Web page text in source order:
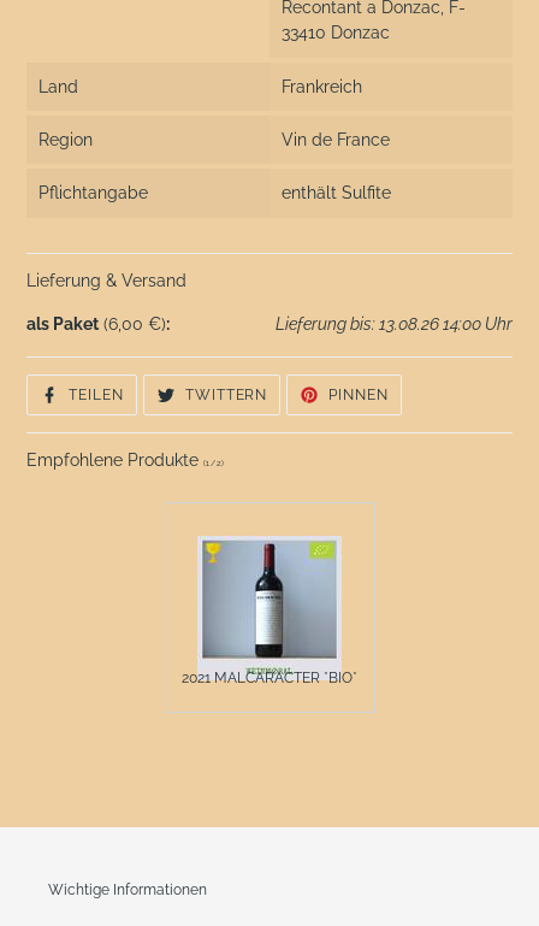
Recontant a Donzac, F-
33410 Donzac
Land Frankreich
Region Vin de France
Pflichtangabe enthält Sulfite
Lieferung & Versand
als Paket (6,00 €): Lieferung bis: 13.08.26 14:00 Uhr
TEILENAUF
FACEBOOK
TEILEN
TWITTERN
TWITTER
TWITTERN
PINNEN
PINNEN
Empfohlene Produkte (1/2)
2021 MALCARACTER *BIO*
Wichtige Informationen